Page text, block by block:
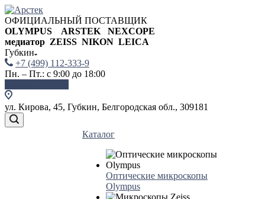
ОФИЦИАЛЬНЫЙ ПОСТАВЩИК
OLYMPUS ARSTEK NEXCOPE
медиатор ZEISS NIKON LEICA
Губкин
+7 (499) 112-333-9
Пн. – Пт.: с 9:00 до 18:00
ул. Кирова, 45, Губкин, Белгородская обл., 309181
Каталог
Оптические микроскопы
Olympus